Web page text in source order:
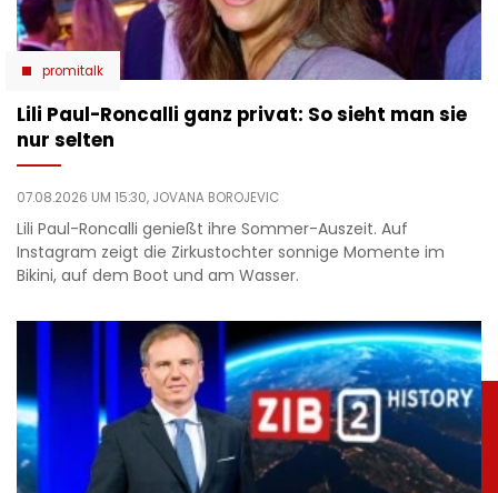
promitalk
Lili Paul-Roncalli ganz privat: So sieht man sie
nur selten
07.08.2026 UM 15:30, JOVANA BOROJEVIC
Lili Paul-Roncalli genießt ihre Sommer-Auszeit. Auf
Instagram zeigt die Zirkustochter sonnige Momente im
Bikini, auf dem Boot und am Wasser.